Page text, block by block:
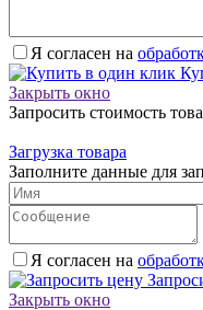
Я согласен на
Закрыть окно
Запросить стоимость
Загрузка товара
Заполните данные для
Я согласен на
Закрыть окно